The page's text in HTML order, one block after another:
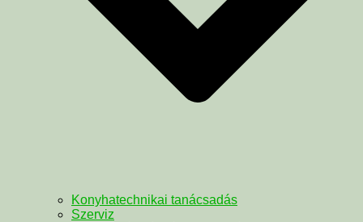
Konyhatechnikai tanácsadás
Szerviz